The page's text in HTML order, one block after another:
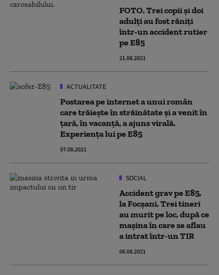
FOTO. Trei copii şi doi
adulţi au fost răniţi
într-un accident rutier
pe E85
21.08.2021
ACTUALITATE
Postarea pe internet a unui român
care trăiește în străinătate și a venit în
țară, în vacanță, a ajuns virală.
Experiența lui pe E85
07.08.2021
SOCIAL
Accident grav pe E85,
la Focșani. Trei tineri
au murit pe loc, după ce
mașina în care se aflau
a intrat într-un TIR
06.08.2021